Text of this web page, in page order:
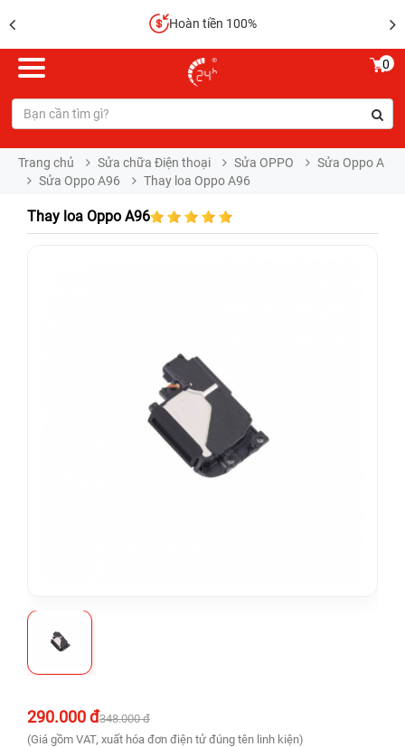
Hoàn tiền 100%
0
Trang chủ Sửa chữa Điện thoại Sửa OPPO
Sửa Oppo A
Sửa Oppo A96
Thay loa Oppo A96
Thay loa Oppo A96
290.000 đ348.000 đ
(Giá gồm VAT, xuất hóa đơn điện tử đúng tên linh kiện)